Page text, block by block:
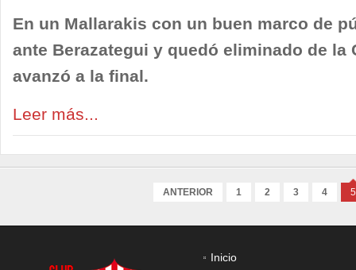
En un Mallarakis con un buen marco de
ante Berazategui y quedó eliminado de la
avanzó a la final.
Leer más...
ANTERIOR 1 2 3 4 5
Inicio